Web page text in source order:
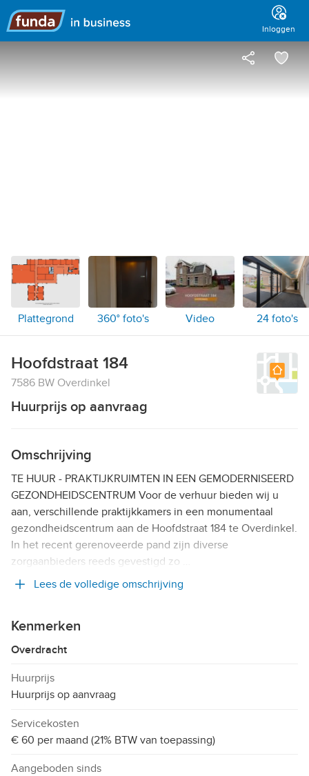
Hoofdmenu
Inloggen
Plattegrond 360° foto's Video 24 foto's
Hoofdstraat 184
7586 BW Overdinkel
Huurprijs op aanvraag
Omschrijving
TE HUUR - PRAKTIJKRUIMTEN IN EEN GEMODERNISEERD
GEZONDHEIDSCENTRUM Voor de verhuur bieden wij u
aan, verschillende praktijkkamers in een monumentaal
gezondheidscentrum aan de Hoofdstraat 184 te Overdinkel.
In het recent gerenoveerde pand zijn diverse
zorgaanbieders reeds gevestigd zo …
Lees de volledige omschrijving
Kenmerken
Overdracht
Huurprijs
Huurprijs op aanvraag
Servicekosten
€ 60 per maand (21% BTW van toepassing)
Aangeboden sinds